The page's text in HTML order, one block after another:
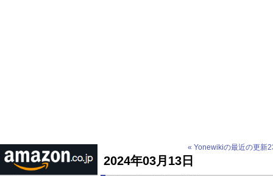
« Yonewikiの最近の更新
2024年03月13日